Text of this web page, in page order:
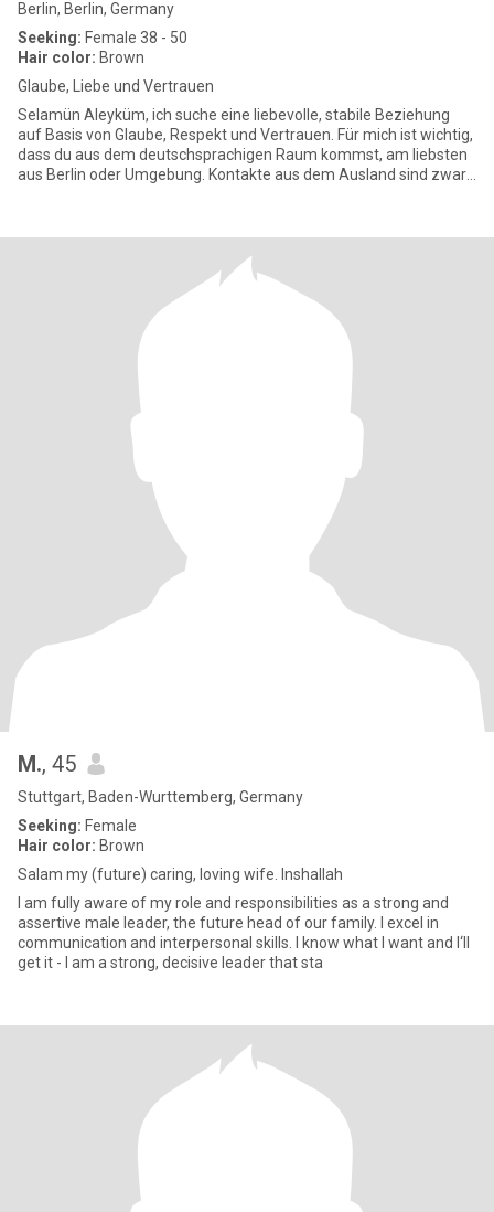
Berlin, Berlin, Germany
Seeking: Female 38 - 50
Hair color: Brown
Glaube, Liebe und Vertrauen
Selamün Aleyküm, ich suche eine liebevolle, stabile Beziehung
auf Basis von Glaube, Respekt und Vertrauen. Für mich ist wichtig,
dass du aus dem deutschsprachigen Raum kommst, am liebsten
aus Berlin oder Umgebung. Kontakte aus dem Ausland sind zwar
M., 45
Stuttgart, Baden-Wurttemberg, Germany
Seeking: Female
Hair color: Brown
Salam my (future) caring, loving wife. Inshallah
I am fully aware of my role and responsibilities as a strong and
assertive male leader, the future head of our family. I excel in
communication and interpersonal skills. I know what I want and I‘ll
get it - I am a strong, decisive leader that sta